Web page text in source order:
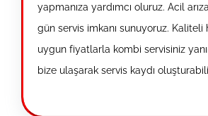
yapmanıza yardımcı oluruz. Acil
gün servis imkanı sunuyoruz. Kaliteli
uygun fiyatlarla kombi servisiniz
bize ulaşarak servis kaydı